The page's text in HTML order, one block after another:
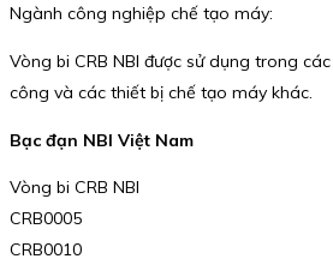
Ngành công nghiệp chế tạo máy:
Vòng bi CRB NBI được sử dụng trong
công và các thiết bị chế tạo máy khác.
Bạc đạn NBI Việt Nam
Vòng bi CRB NBI
CRB0005
CRB0010